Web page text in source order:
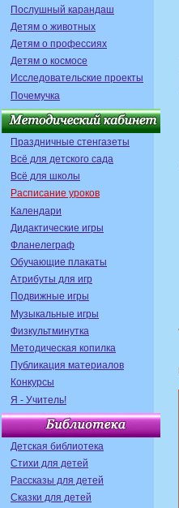
Послушный карандаш
Детям о животных
Детям о профессиях
Детям о космосе
Исследовательские проекты
Почемучка
Праздничные стенгазеты
Всё для детского сада
Всё для школы
Расписание уроков
Календари
Дидактические игры
Фланелеграф
Обучающие плакаты
Атрибуты для игр
Подвижные игры
Музыкальные игры
Физкультминутка
Методическая копилка
Публикация материалов
Конкурсы
Я - Учитель!
Детская библиотека
Стихи для детей
Рассказы для детей
Сказки для детей